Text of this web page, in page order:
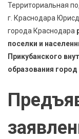
Территориальная
г. Краснодара
города Краснодара
поселки и
Прикубанского
образования